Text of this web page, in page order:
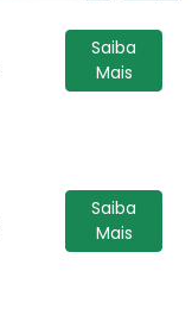
Saiba
Mais
Saiba
Mais